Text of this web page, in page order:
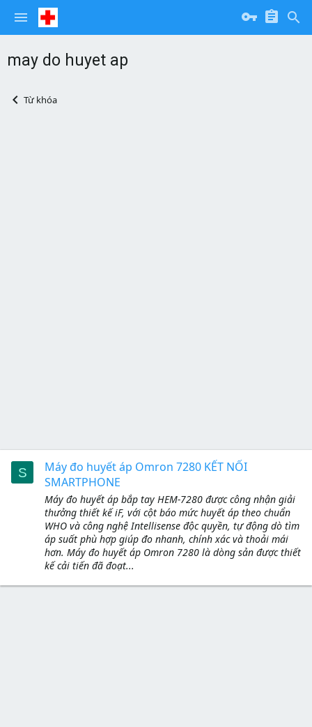
may do huyet ap
Từ khóa
S
Máy đo huyết áp Omron 7280 KẾT NỐI
SMARTPHONE
Máy đo huyết áp bắp tay HEM-7280 được công nhận giải
thưởng thiết kế iF, với cột báo mức huyết áp theo chuẩn
WHO và công nghệ Intellisense độc quyền, tự động dò tìm
áp suất phù hợp giúp đo nhanh, chính xác và thoải mái
hơn. Máy đo huyết áp Omron 7280 là dòng sản được thiết
kế cải tiến đã đoạt...